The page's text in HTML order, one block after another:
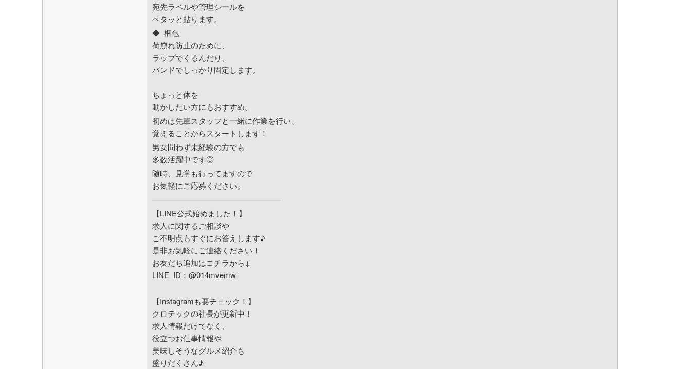
宛先ラベルや管理シールを
ペタッと貼ります。
◆ 梱包
荷崩れ防止のために、
ラップでくるんだり、
バンドでしっかり固定します。
ちょっと体を
動かしたい方にもおすすめ。
初めは先輩スタッフと一緒に作業を行い、
覚えることからスタートします！
男女問わず未経験の方でも
多数活躍中です◎
随時、見学も行ってますので
お気軽にご応募ください。
————————————————–
【LINE公式始めました！】
求人に関するご相談や
ご不明点もすぐにお答えします♪
是非お気軽にご連絡ください！
お友だち追加はコチラから↓
LINE ID：@014mvemw
【Instagramも要チェック！】
クロテックの社長が更新中！
求人情報だけでなく、
役立つお仕事情報や
美味しそうなグルメ紹介も
盛りだくさん♪